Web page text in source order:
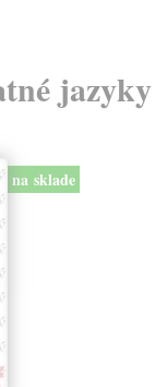
jazyky
na sklade